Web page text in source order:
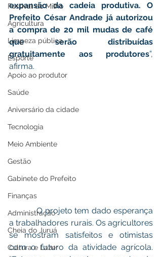
Festival do Milho
Agricultura
Limpeza pública
Esporte
Apoio ao produtor
Saúde
Aniversário da cidade
Tecnologia
Meio Ambiente
Gestão
Gabinete do Prefeito
Finanças
Administração
Cheia do Juruá
Cultura e Lazer
expansão da cadeia produtiva. O
Prefeito César Andrade já autorizou
a compra de 20 mil mudas de café
que serão distribuídas
gratuitamente aos produtores”,
afirma.
            O projeto tem dado esperança
a trabalhadores rurais. Os agricultores
se mostram satisfeitos e otimistas
com o futuro da atividade agrícola.